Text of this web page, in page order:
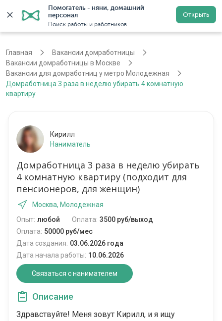
Помогатель - няни, домашний
персонал
Поиск работы и работников
Открыть
Регистрация
Главная
Вакансии домработницы
Вакансии домработницы в Москве
Вакансии для домработниц у метро Молодежная
Домработница 3 раза в неделю убирать 4 комнатную
квартиру
Кирилл
Наниматель
Домработница 3 раза в неделю убирать
4 комнатную квартиру (подходит для
пенсионеров, для женщин)
Москва, Молодежная
Опыт: любой Оплата: 3500 руб/выход
Оплата: 50000 руб/мес
Дата создания: 03.06.2026 года
Дата начала работы: 10.06.2026
Связаться с нанимателем
Описание
Здравствуйте! Меня зовут Кирилл, и я ищу